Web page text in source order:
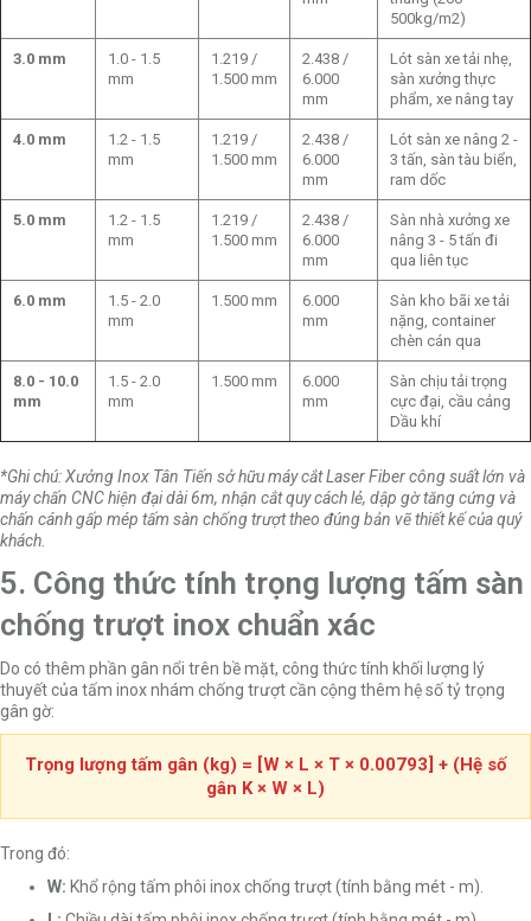
500kg/m2)
3.0 mm
1.0 - 1.5
mm
1.219 /
1.500 mm
2.438 /
6.000
mm
Lót sàn xe tải nhẹ,
sàn xưởng thực
phẩm, xe nâng tay
4.0 mm
1.2 - 1.5
mm
1.219 /
1.500 mm
2.438 /
6.000
mm
Lót sàn xe nâng 2 -
3 tấn, sàn tàu biển,
ram dốc
5.0 mm
1.2 - 1.5
mm
1.219 /
1.500 mm
2.438 /
6.000
mm
Sàn nhà xưởng xe
nâng 3 - 5 tấn đi
qua liên tục
6.0 mm
1.5 - 2.0
mm
1.500 mm
6.000
mm
Sàn kho bãi xe tải
nặng, container
chèn cán qua
8.0 - 10.0
mm
1.5 - 2.0
mm
1.500 mm
6.000
mm
Sàn chịu tải trọng
cực đại, cầu cảng
Dầu khí
*Ghi chú: Xưởng Inox Tân Tiến sở hữu máy cắt Laser Fiber công suất lớn và
máy chấn CNC hiện đại dài 6m, nhận cắt quy cách lẻ, dập gờ tăng cứng và
chấn cánh gấp mép tấm sàn chống trượt theo đúng bản vẽ thiết kế của quý
khách.
5. Công thức tính trọng lượng tấm sàn
chống trượt inox chuẩn xác
Do có thêm phần gân nổi trên bề mặt, công thức tính khối lượng lý
thuyết của tấm inox nhám chống trượt cần cộng thêm hệ số tỷ trọng
gân gờ:
Trọng lượng tấm gân (kg) = [W × L × T × 0.00793] + (Hệ số
gân K × W × L)
Trong đó:
W: Khổ rộng tấm phôi inox chống trượt (tính bằng mét - m).